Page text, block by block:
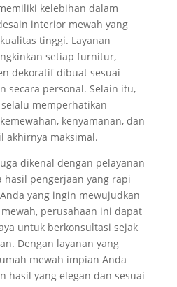
kelebihan dalam
interior mewah yang
tinggi. Layanan
setiap furnitur,
dekoratif dibuat sesuai
secara personal. Selain itu,
memperhatikan
kenyamanan, dan
akhirnya maksimal.
dikenal dengan pelayanan
hasil pengerjaan yang rapi
yang ingin mewujudkan
perusahaan ini dapat
untuk berkonsultasi sejak
Dengan layanan yang
mewah impian Anda
hasil yang elegan dan sesuai